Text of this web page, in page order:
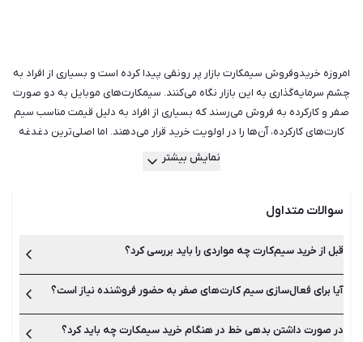
امروزه خریدوفروش سیمکارت بازار پر رونقی پیدا کرده است و بسیاری از افراد به
چشم سرمایه‌گذاری به این بازار نگاه می‌کنند. سیمکارت‌های موبایل به دو صورت
صفر و کارکرده به فروش می‌رسند که بسیاری از افراد به دلیل قیمت مناسب سیم
کارت‌های کارکرده، آن‌ها را در اولویت خرید قرار می‌دهند. اما اصلی‌ترین دغدغه
هنگام خرید سیم کارت کارکرده این است که ممکن است مجبور باشید به کسانی
راه‌حل دیگر این است که به دنبال سیمکارتی باشید که مدت زمان زیاد خاموش
سیمکارت باید مواردی مانند تعیین قیمت، استعلام خط و پرداخت بدهی پیشین
قبلی، هزینه قبض خود را پرداخت کرده است. برخی از مالکین، قبض خط موبایل
برخوردید باید مبلغ قبض را از قیمت کل کسر نمائید یا می‌توانید از مالک
نمایش بیشتر
سوالات متداول
قبل از خرید سیم‌کارت چه مواردی را باید بررسی کرد؟
تعیین قیمت، استعلام خط، بررسی صفر یا کارکرده بودن و پرداخت
آیا برای فعال‌سازی سیم کارت‌های صفر به حضور فروشنده نیاز است؟
برای سیم کارت‌های صفری که کارت فعال‌سازی دارند نیازی به حضور
در صورت داشتن بدهی خط در هنگام خرید سیمکارت چه باید کرد؟